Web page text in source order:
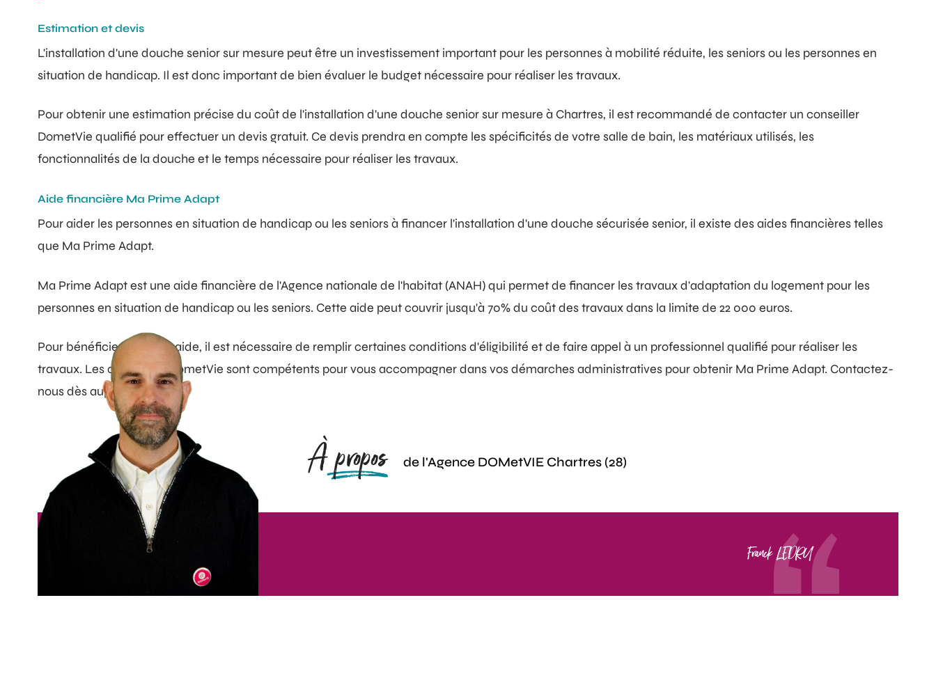
Estimation et devis
L'installation d'une douche senior sur mesure peut être un investissement important pour les personnes à mobilité réduite, les seniors ou les personnes en
situation de handicap. Il est donc important de bien évaluer le budget nécessaire pour réaliser les travaux.
Pour obtenir une estimation précise du coût de l'installation d'une douche senior sur mesure à Chartres, il est recommandé de contacter un conseiller
DometVie qualifié pour effectuer un devis gratuit. Ce devis prendra en compte les spécificités de votre salle de bain, les matériaux utilisés, les
fonctionnalités de la douche et le temps nécessaire pour réaliser les travaux.
Aide financière Ma Prime Adapt
Pour aider les personnes en situation de handicap ou les seniors à financer l'installation d'une douche sécurisée senior, il existe des aides financières telles
que Ma Prime Adapt.
Ma Prime Adapt est une aide financière de l'Agence nationale de l'habitat (ANAH) qui permet de financer les travaux d'adaptation du logement pour les
personnes en situation de handicap ou les seniors. Cette aide peut couvrir jusqu'à 70% du coût des travaux dans la limite de 22 000 euros.
Pour bénéficier de cette aide, il est nécessaire de remplir certaines conditions d'éligibilité et de faire appel à un professionnel qualifié pour réaliser les
travaux. Les conseillers DometVie sont compétents pour vous accompagner dans vos démarches administratives pour obtenir Ma Prime Adapt. Contactez-
nous dès aujourd’hui !
À propos de l'Agence DOMetVIE Chartres (28)
Franck LEDRU